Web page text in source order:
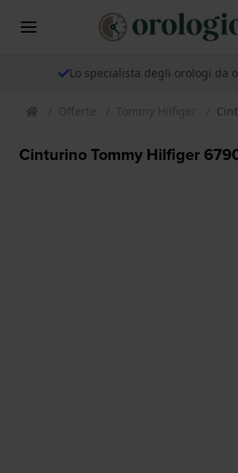
Lo specialista degli orologi da
Offerte Tommy Hilfiger
Cinturino Tommy Hilfiger